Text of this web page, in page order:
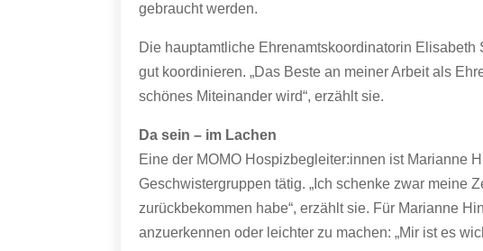
gebraucht werden.
Die hauptamtliche Ehrenamtskoordinatorin
gut koordinieren. „Das Beste an meiner Arbeit als
schönes Miteinander wird“, erzählt sie.
Da sein – im Lachen
Eine der MOMO Hospizbegleiter:innen ist Marianne
Geschwistergruppen tätig. „Ich schenke zwar meine
zurückbekommen habe“, erzählt sie. Für Marianne
anzuerkennen oder leichter zu machen: „Mir ist es